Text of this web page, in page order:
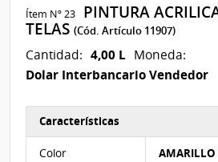
Ítem Nº 23
PINTURA
TELAS(Cód. Artículo 11907)
Cantidad: 4,00 L Moneda:
Dolar Interbancario Vendedor
Características
Color AMARILLO